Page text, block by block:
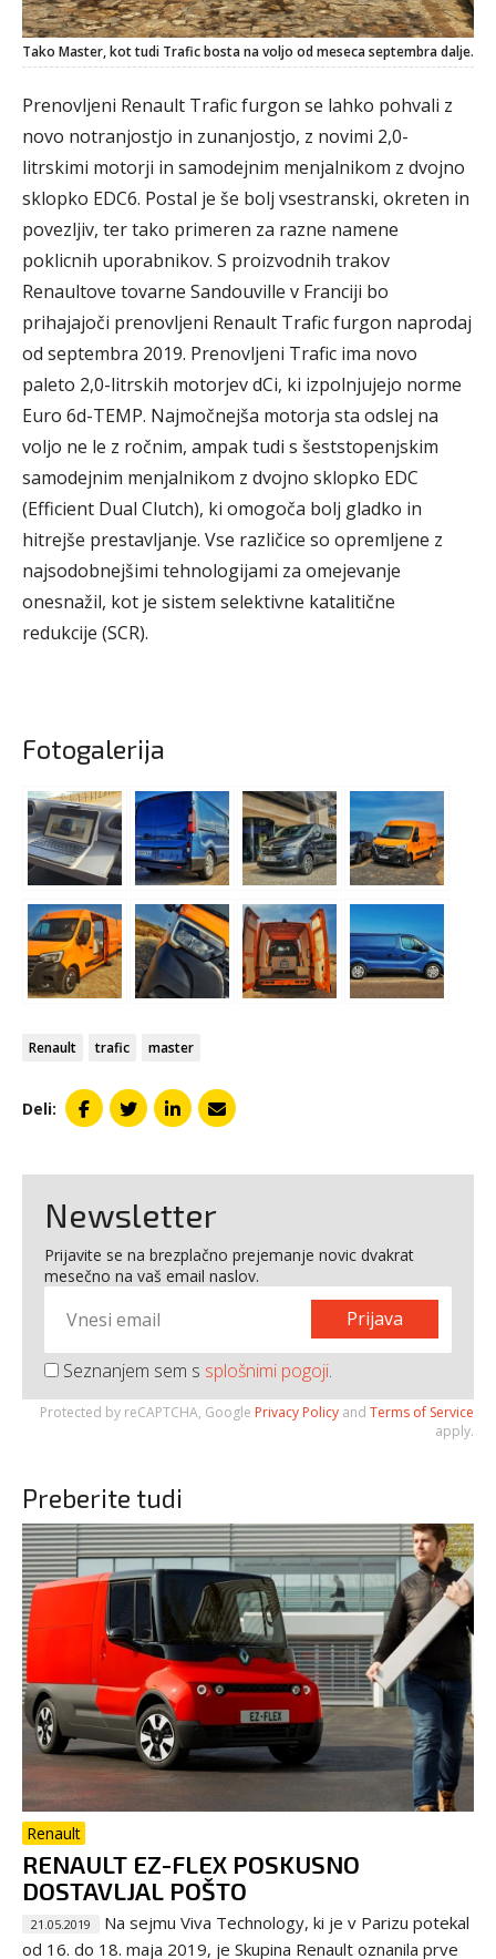
Tako Master, kot tudi Trafic bosta na voljo od meseca septembra dalje.
Prenovljeni Renault Trafic furgon se lahko pohvali z
novo notranjostjo in zunanjostjo, z novimi 2,0-
litrskimi motorji in samodejnim menjalnikom z dvojno
sklopko EDC6. Postal je še bolj vsestranski, okreten in
povezljiv, ter tako primeren za razne namene
poklicnih uporabnikov. S proizvodnih trakov
Renaultove tovarne Sandouville v Franciji bo
prihajajoči prenovljeni Renault Trafic furgon naprodaj
od septembra 2019. Prenovljeni Trafic ima novo
paleto 2,0-litrskih motorjev dCi, ki izpolnjujejo norme
Euro 6d-TEMP. Najmočnejša motorja sta odslej na
voljo ne le z ročnim, ampak tudi s šeststopenjskim
samodejnim menjalnikom z dvojno sklopko EDC
(Efficient Dual Clutch), ki omogoča bolj gladko in
hitrejše prestavljanje. Vse različice so opremljene z
najsodobnejšimi tehnologijami za omejevanje
onesnažil, kot je sistem selektivne katalitične
redukcije (SCR).
Fotogalerija
Renault trafic master
Deli:
Newsletter
Prijavite se na brezplačno prejemanje novic dvakrat
mesečno na vaš email naslov.
Prijava
Seznanjem sem s splošnimi pogoji.
Protected by reCAPTCHA, Google Privacy Policy and Terms of Service
apply.
Preberite tudi
Renault
RENAULT EZ-FLEX POSKUSNO
DOSTAVLJAL POŠTO
21.05.2019
Na sejmu Viva Technology, ki je v Parizu potekal
od 16. do 18. maja 2019, je Skupina Renault oznanila prve